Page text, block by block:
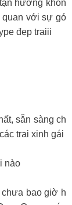
hưởng khôn
quan với sự gó
đẹp traiii
sẵn sàng ch
trai xinh gái
nào
chưa bao giờ h